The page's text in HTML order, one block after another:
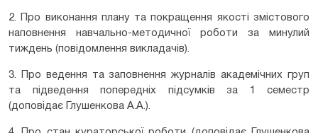
2. Про виконання плану та покращення якості змістового
наповнення навчально-методичної роботи за минулий
тиждень (повідомлення викладачів).
3. Про ведення та заповнення журналів академічних груп
та підведення попередніх підсумків за 1 семестр
(доповідає Глушенкова А.А.).